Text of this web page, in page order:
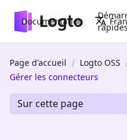
Documentation
rapides
Page d'accueil Logto OSS
Gérer les connecteurs
Sur cette page